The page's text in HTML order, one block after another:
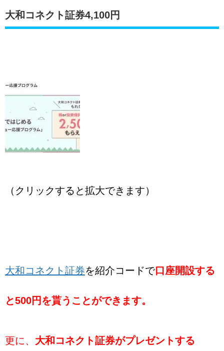
大和コネクト証券4,100円
（クリックすると拡大できます）
大和コネクト証券を紹介コードで口座開設する
と500円を貰うことができます。
更に、 大和コネクト証券がプレゼントする